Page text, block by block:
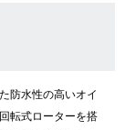
防水性の高いオイ
転式ローターを搭